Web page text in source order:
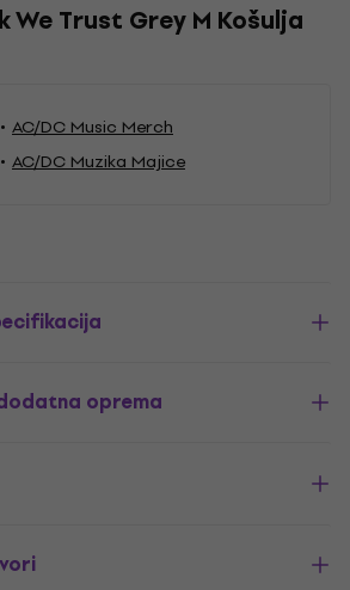
We Trust Grey M Košulja
AC/DC Music Merch
AC/DC Muzika Majice
oprema